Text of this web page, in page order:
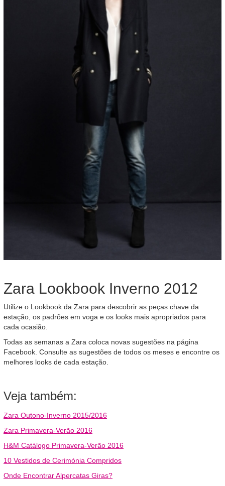
Zara Lookbook Inverno 2012
Utilize o Lookbook da Zara para descobrir as peças chave da
estação, os padrões em voga e os looks mais apropriados para
cada ocasião.
Todas as semanas a Zara coloca novas sugestões na página
Facebook. Consulte as sugestões de todos os meses e encontre os
melhores looks de cada estação.
Veja também:
Zara Outono-Inverno 2015/2016
Zara Primavera-Verão 2016
H&M Catálogo Primavera-Verão 2016
10 Vestidos de Cerimónia Compridos
Onde Encontrar Alpercatas Giras?